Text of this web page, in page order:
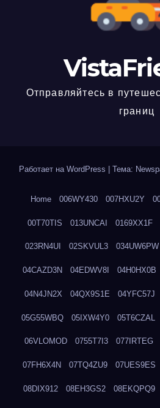
Отправляйтесь в
границ
Работает на WordPress Тема:
Home 006WY430 007HXU2Y
00T70TIS 013UNCAI 0169XX1F
023RN4UI 02SKVUL3 034UW6PW
04CAZD3N 04EDWV8I 04H0HX0B
04N4JN2X 04QX9S1E 04YFC57J
05G55WBQ 05IXW4Y0 05T6CZAL
06VLOMOD 0755T7I3 077IRTEG
07FH6X4N 07TQ4ZU9 07UES9ES
08DIX912 08EH3GS2 08EKQPQ9